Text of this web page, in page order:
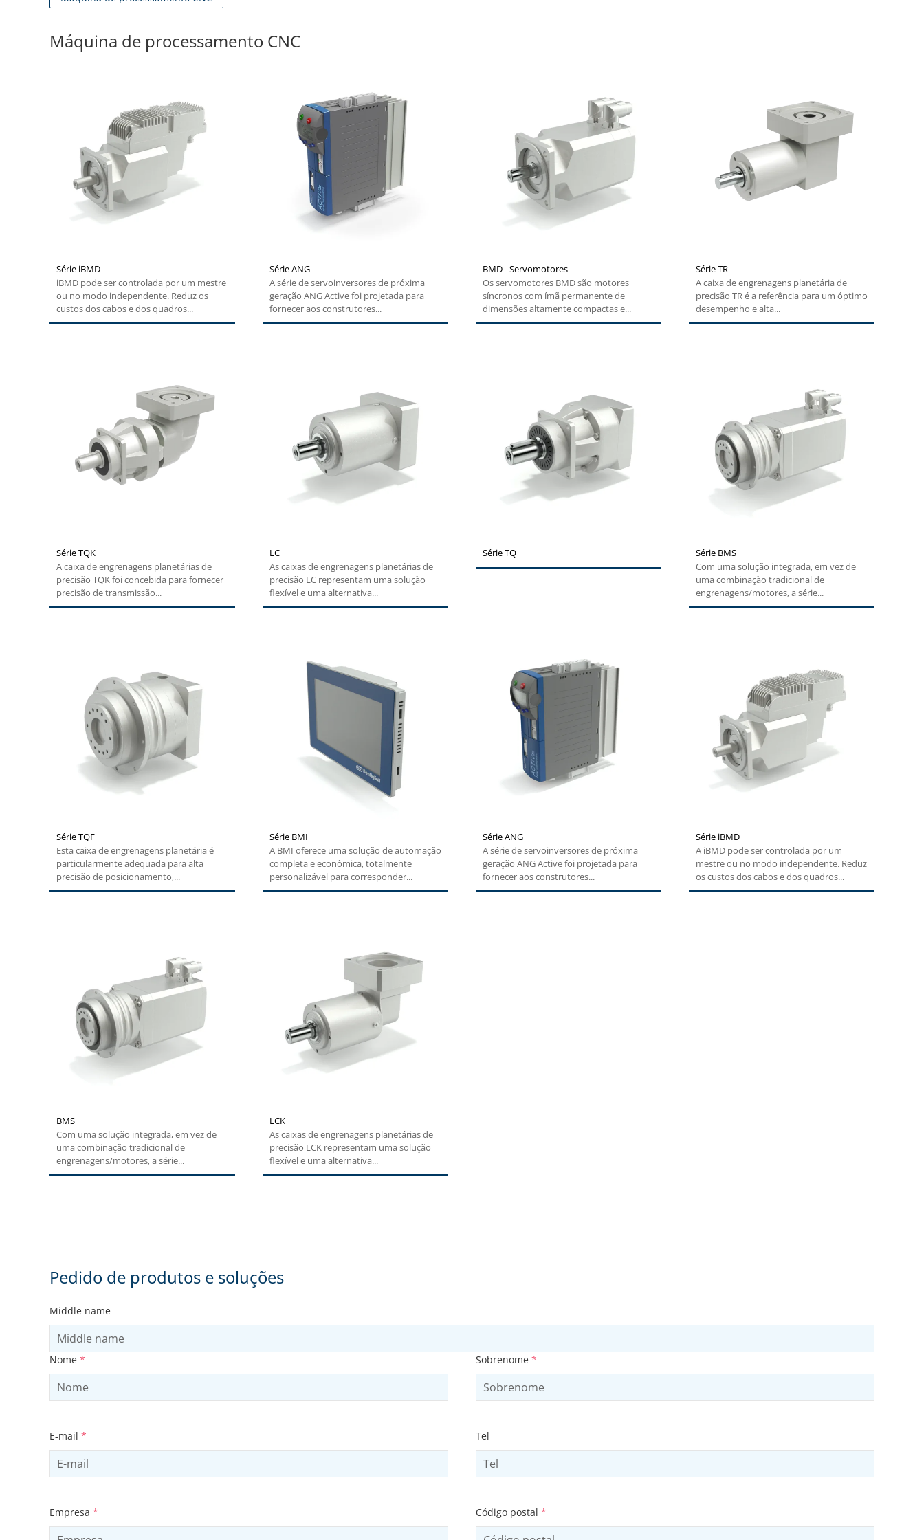
Máquina de processamento CNC
Série iBMD
iBMD pode ser controlada por um mestre
ou no modo independente. Reduz os
custos dos cabos e dos quadros...
Série ANG
A série de servoinversores de próxima
geração ANG Active foi projetada para
fornecer aos construtores...
BMD - Servomotores
Os servomotores BMD são motores
síncronos com ímã permanente de
dimensões altamente compactas e...
Série TR
A caixa de engrenagens planetária de
precisão TR é a referência para um óptimo
desempenho e alta...
Série TQK
A caixa de engrenagens planetárias de
precisão TQK foi concebida para fornecer
precisão de transmissão...
LC
As caixas de engrenagens planetárias de
precisão LC representam uma solução
flexível e uma alternativa...
Série TQ
Série BMS
Com uma solução integrada, em vez de
uma combinação tradicional de
engrenagens/motores, a série...
Série TQF
Esta caixa de engrenagens planetária é
particularmente adequada para alta
precisão de posicionamento,...
Série BMI
A BMI oferece uma solução de automação
completa e econômica, totalmente
personalizável para corresponder...
Série ANG
A série de servoinversores de próxima
geração ANG Active foi projetada para
fornecer aos construtores...
Série iBMD
A iBMD pode ser controlada por um
mestre ou no modo independente. Reduz
os custos dos cabos e dos quadros...
BMS
Com uma solução integrada, em vez de
uma combinação tradicional de
engrenagens/motores, a série...
LCK
As caixas de engrenagens planetárias de
precisão LCK representam uma solução
flexível e uma alternativa...
Pedido de produtos e soluções
Middle name
Nome * Sobrenome *
E-mail * Tel
Empresa * Código postal *